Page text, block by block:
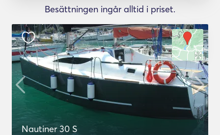
Besättningen ingår alltid i priset.
Nautiner 30 S